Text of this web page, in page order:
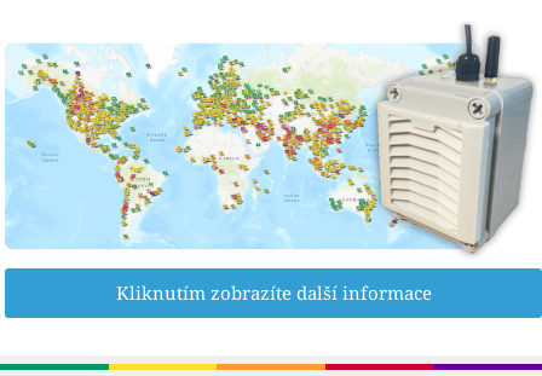
Kliknutím zobrazíte další informace